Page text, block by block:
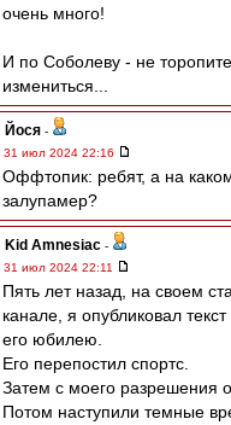
очень много!
И по Соболеву - не
измениться...
Йося -
31 июл 2024 22:16
Оффтопик: ребят, а на
залупамер?
Kid Amnesiac -
31 июл 2024 22:11
Пять лет назад, на своем
канале, я опубликовал
его юбилею.
Его перепостил спортс.
Затем с моего разрешения
Потом наступили темные